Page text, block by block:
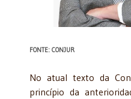
FONTE: CONJUR
No atual texto da
princípio da